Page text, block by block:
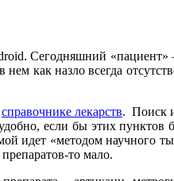
Сегодняшний
как назло всегда
справочнике лекарств. Поиск
если бы этих
идет «методом научного
то мало.